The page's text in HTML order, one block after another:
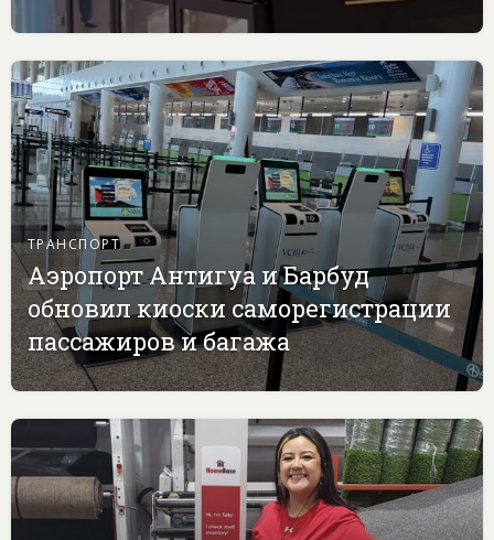
ТРАНСПОРТ
Аэропорт Антигуа и Барбуд
обновил киоски саморегистрации
пассажиров и багажа